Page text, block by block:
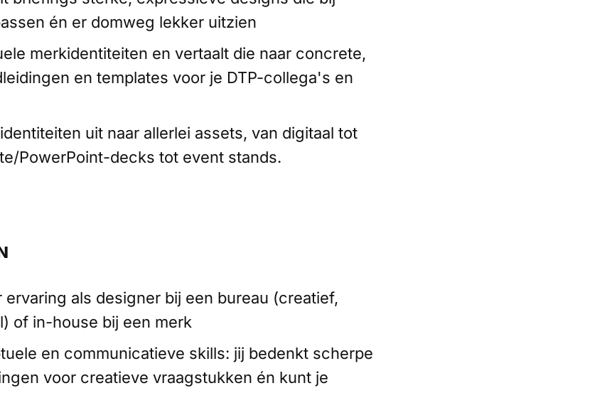
én er domweg lekker uitzien
merkidentiteiten en vertaalt die naar concrete,
en templates voor je DTP-collega's en
uit naar allerlei assets, van digitaal tot
PowerPoint-decks tot event stands.
ervaring als designer bij een bureau (creatief,
of in-house bij een merk
en communicatieve skills: jij bedenkt scherpe
voor creatieve vraagstukken én kunt je